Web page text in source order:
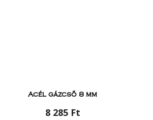
Acél gázcső 8 mm
8 285 Ft